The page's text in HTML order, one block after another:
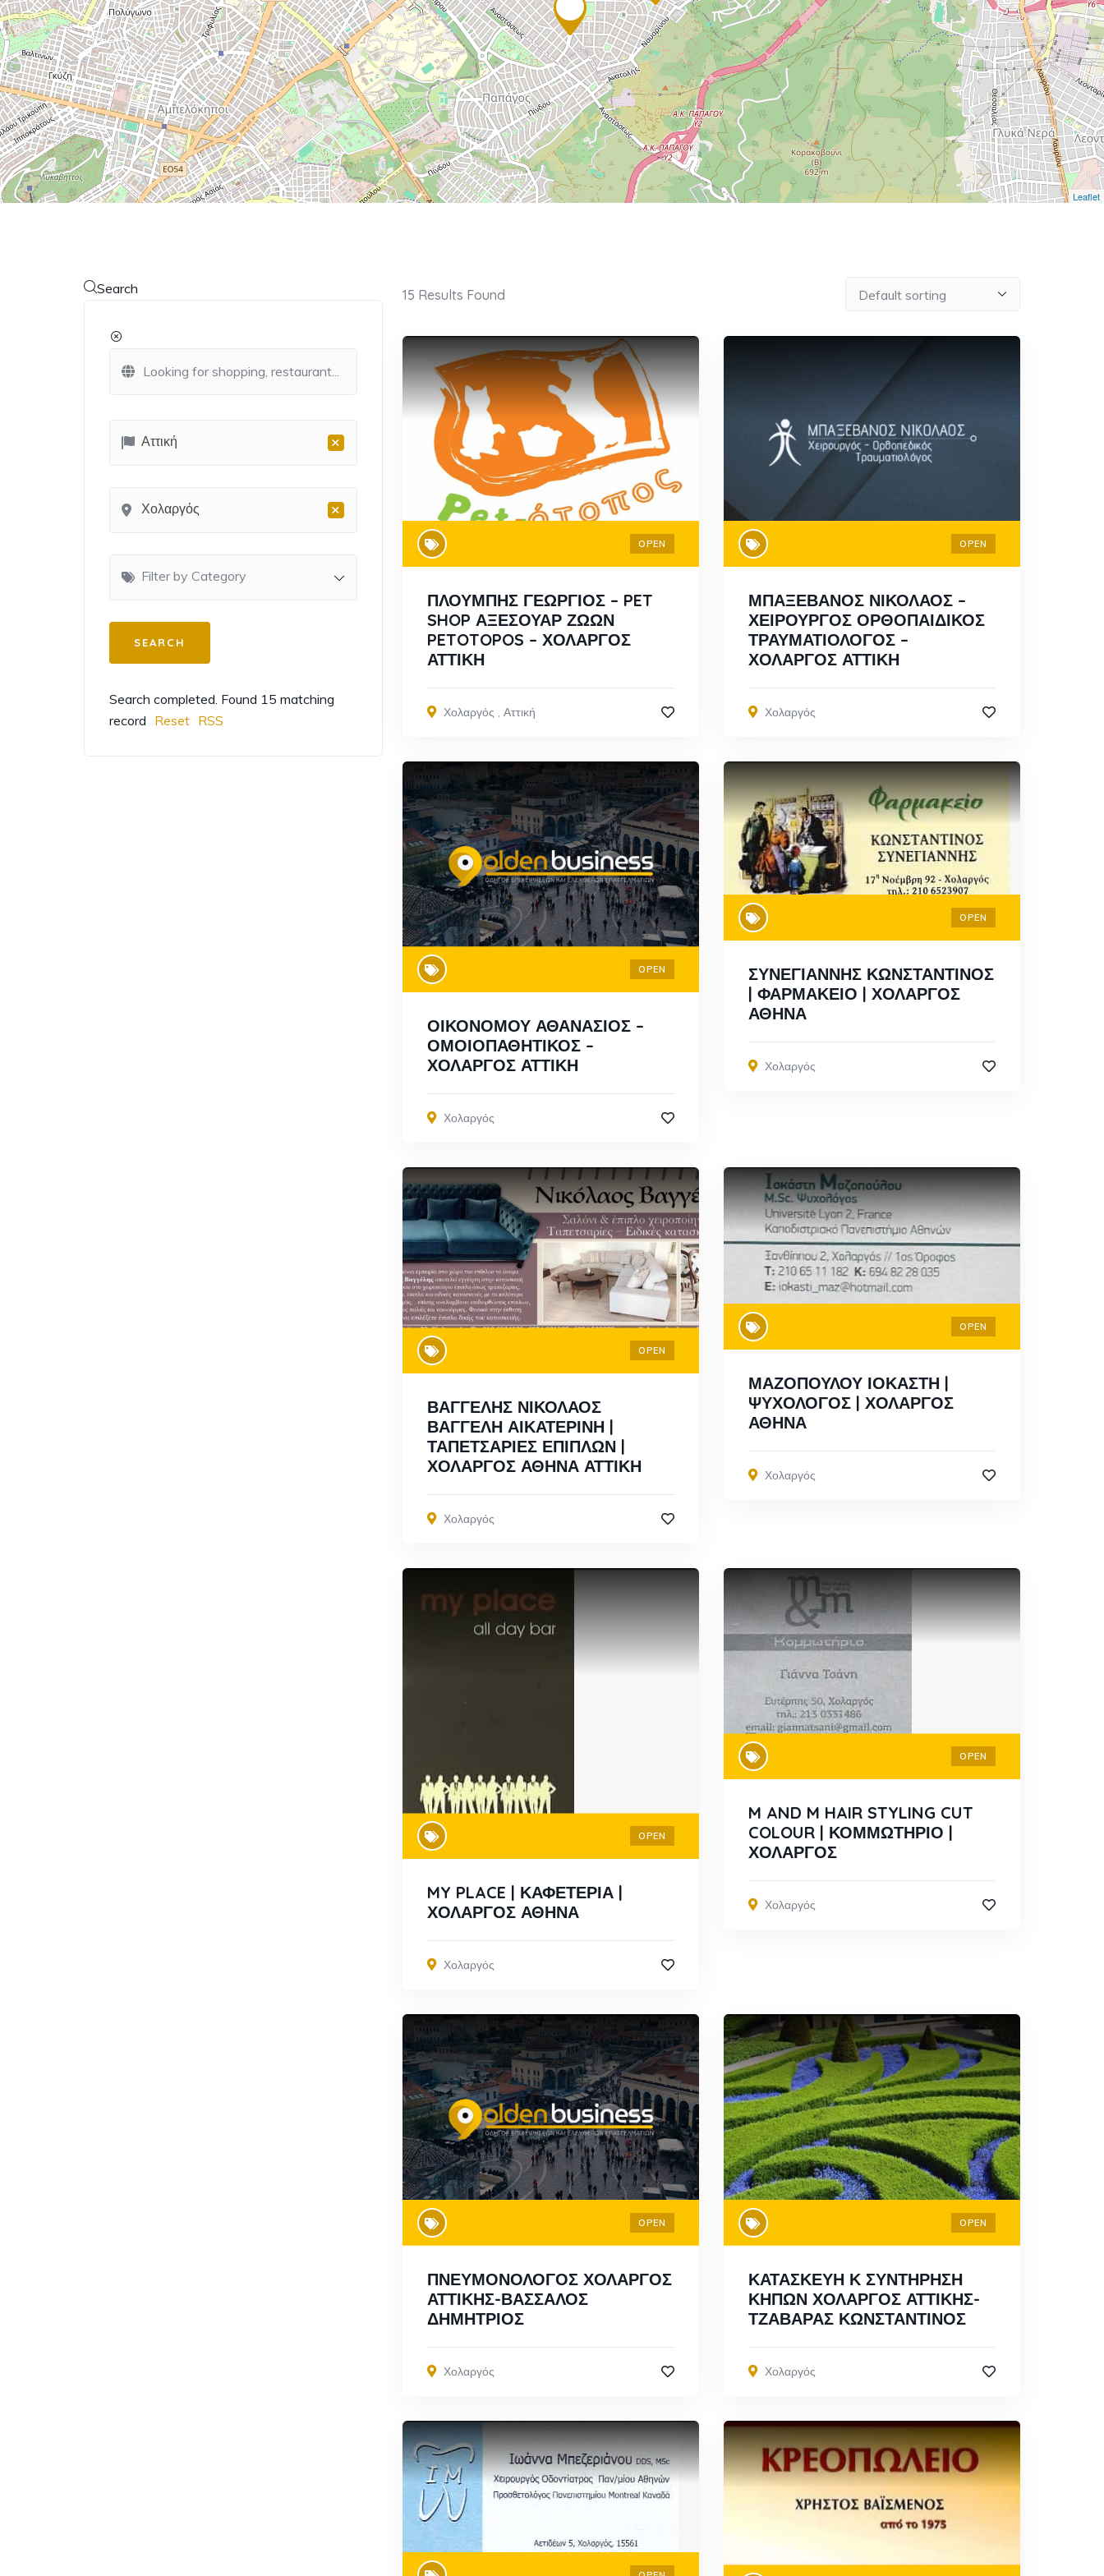
Leaflet
Search
×
Αττική
×
Χολαργός
Filter by Category
Search completed. Found 15 matching
record Reset RSS
15 Results Found
OPEN
ΠΛΟΥΜΠΗΣ ΓΕΩΡΓΙΟΣ – PET
SHOP ΑΞΕΣΟΥΑΡ ΖΩΩΝ
PETOTOPOS – ΧΟΛΑΡΓΟΣ
ΑΤΤΙΚΗ
Χολαργός , Αττική
OPEN
ΜΠΑΞΕΒΑΝΟΣ ΝΙΚΟΛΑΟΣ –
ΧΕΙΡΟΥΡΓΟΣ ΟΡΘΟΠΑΙΔΙΚΟΣ
ΤΡΑΥΜΑΤΙΟΛΟΓΟΣ –
ΧΟΛΑΡΓΟΣ ΑΤΤΙΚΗ
Χολαργός
OPEN
ΟΙΚΟΝΟΜΟΥ ΑΘΑΝΑΣΙΟΣ –
ΟΜΟΙΟΠΑΘΗΤΙΚΟΣ –
ΧΟΛΑΡΓΟΣ ΑΤΤΙΚΗ
Χολαργός
OPEN
ΣΥΝΕΓΙΑΝΝΗΣ ΚΩΝΣΤΑΝΤΙΝΟΣ
| ΦΑΡΜΑΚΕΙΟ | ΧΟΛΑΡΓΟΣ
ΑΘΗΝΑ
Χολαργός
OPEN
ΒΑΓΓΕΛΗΣ ΝΙΚΟΛΑΟΣ
ΒΑΓΓΕΛΗ ΑΙΚΑΤΕΡΙΝΗ |
ΤΑΠΕΤΣΑΡΙΕΣ ΕΠΙΠΛΩΝ |
ΧΟΛΑΡΓΟΣ ΑΘΗΝΑ ΑΤΤΙΚΗ
Χολαργός
OPEN
ΜΑΖΟΠΟΥΛΟΥ ΙΟΚΑΣΤΗ |
ΨΥΧΟΛΟΓΟΣ | ΧΟΛΑΡΓΟΣ
ΑΘΗΝΑ
Χολαργός
OPEN
MY PLACE | ΚΑΦΕΤΕΡΙΑ |
ΧΟΛΑΡΓΟΣ ΑΘΗΝΑ
Χολαργός
OPEN
M AND M HAIR STYLING CUT
COLOUR | ΚΟΜΜΩΤΗΡΙΟ |
ΧΟΛΑΡΓΟΣ
Χολαργός
OPEN
ΠΝΕΥΜΟΝΟΛΟΓΟΣ ΧΟΛΑΡΓΟΣ
ΑΤΤΙΚΗΣ-ΒΑΣΣΑΛΟΣ
ΔΗΜΗΤΡΙΟΣ
Χολαργός
OPEN
ΚΑΤΑΣΚΕΥΗ Κ ΣΥΝΤΗΡΗΣΗ
ΚΗΠΩΝ ΧΟΛΑΡΓΟΣ ΑΤΤΙΚΗΣ-
ΤΖΑΒΑΡΑΣ ΚΩΝΣΤΑΝΤΙΝΟΣ
Χολαργός